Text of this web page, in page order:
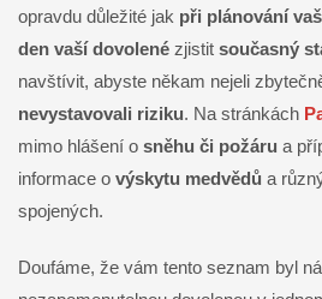
opravdu důležité jak při plánování
den vaší dovolené zjistit současný
navštívit, abyste někam nejeli
nevystavovali riziku. Na stránkách
mimo hlášení o sněhu či požáru a
informace o výskytu medvědů a
spojených.
Doufáme, že vám tento seznam byl